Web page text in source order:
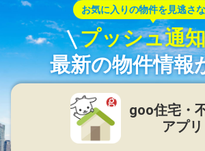
お気に入りの物件を見逃さな
プッシュ通
最新の物件情報
goo住宅・
アプリ